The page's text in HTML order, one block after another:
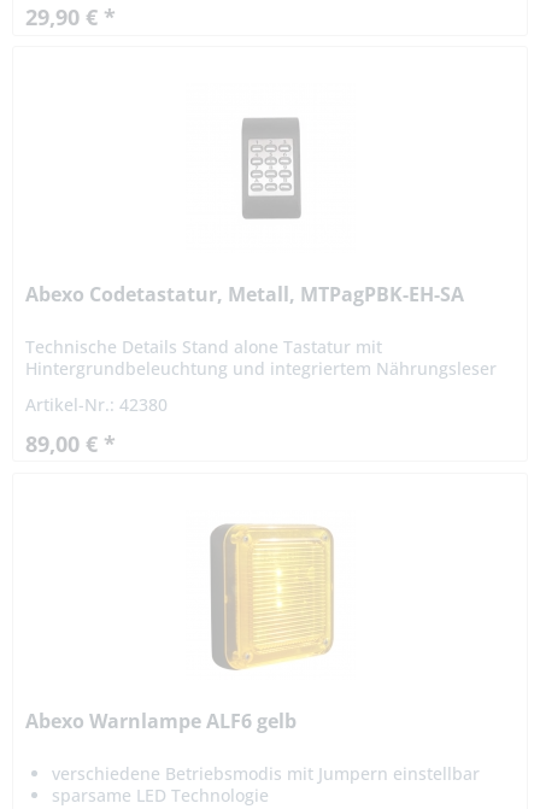
29,90 € *
Abexo Codetastatur, Metall, MTPagPBK-EH-SA
Technische Details Stand alone Tastatur mit
Hintergrundbeleuchtung und integriertem Nährungsleser
Wassergeschützt ( IP65 )...
Artikel-Nr.: 42380
89,00 € *
Abexo Warnlampe ALF6 gelb
verschiedene Betriebsmodis mit Jumpern einstellbar
sparsame LED Technologie